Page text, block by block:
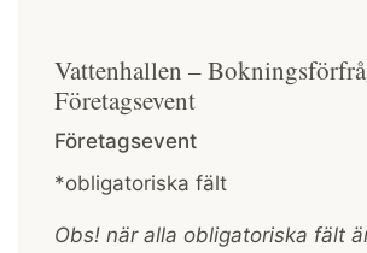
Vattenhallen –
Företagsevent
Företagsevent
*obligatoriska fält
Obs! när alla obligatoriska fält